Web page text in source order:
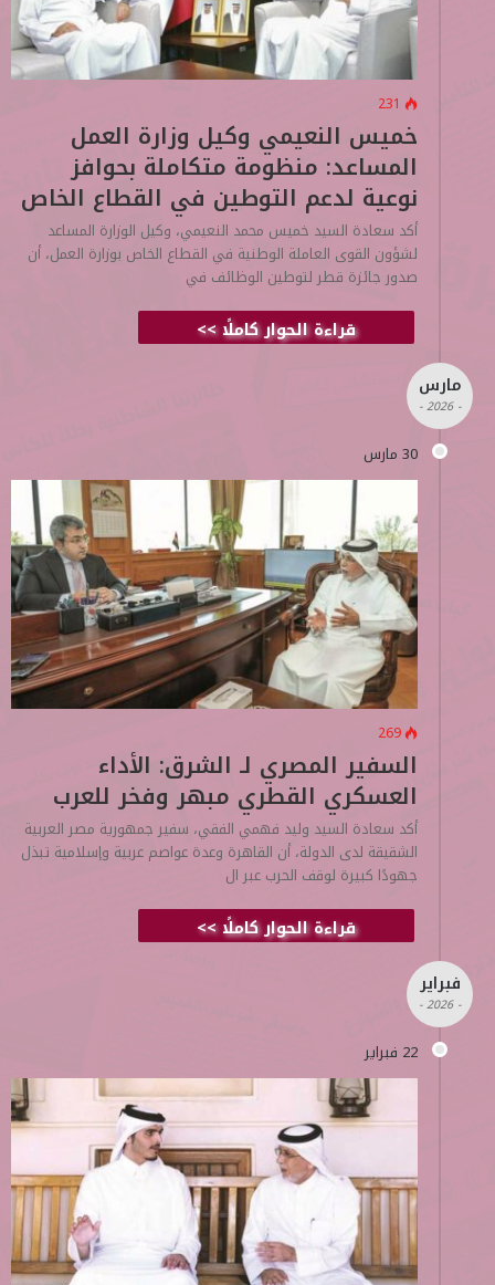
231
خميس النعيمي وكيل وزارة العمل
المساعد: منظومة متكاملة بحوافز
نوعية لدعم التوطين في القطاع الخاص
أكد سعادة السيد خميس محمد النعيمي، وكيل الوزارة المساعد
لشؤون القوى العاملة الوطنية في القطاع الخاص بوزارة العمل، أن
صدور جائزة قطر لتوطين الوظائف في
قراءة الحوار كاملًا >>
مارس
- 2026 -
30 مارس
269
السفير المصري لـ الشرق: الأداء
العسكري القطري مبهر وفخر للعرب
أكد سعادة السيد وليد فهمي الفقي، سفير جمهورية مصر العربية
الشقيقة لدى الدولة، أن القاهرة وعدة عواصم عربية وإسلامية تبذل
جهودًا كبيرة لوقف الحرب عبر ال
قراءة الحوار كاملًا >>
فبراير
- 2026 -
22 فبراير